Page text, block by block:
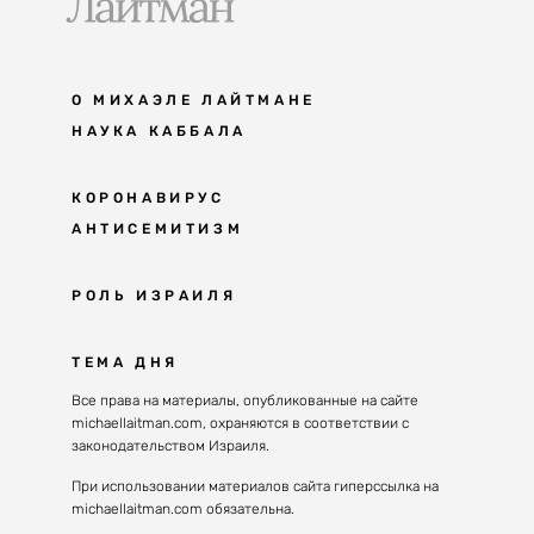
О МИХАЭЛЕ ЛАЙТМАНЕ
НАУКА КАББАЛА
Мудрость каббалы
Каббала сегодня
Великие каббалисты
Духовные состояния
Конгрессы каббалы
Каббалистическая музыка
Духовные состояния
КОРОНАВИРУС
АНТИСЕМИТИЗМ
Антисемитизм в современном мире
Решение
РОЛЬ ИЗРАИЛЯ
Почему евреи
Израиль сегодня
Избраны служить миру
ТЕМА ДНЯ
Все права на материалы, опубликованные на сайте
michaellaitman.com, охраняются в соответствии с
законодательством Израиля.
При использовании материалов сайта гиперссылка на
michaellaitman.com обязательна.